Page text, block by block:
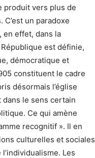
produit vers plus de
un paradoxe
en effet, dans la
est définie,
démocratique et
constituent le cadre
désormais l’église
le sens certain
Ce qui amène
recognitif ». Il en
culturelles et sociales
Les